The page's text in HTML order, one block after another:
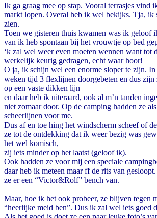
Ik ga graag mee op stap. Vooral terrasjes vind
markt lopen. Overal heb ik wel bekijks. Tja, ik
zien.
Toen we gisteren thuis kwamen was ik geloof
van ik heb spontaan bij het vrouwtje op bed
‘k zal wel weer even moeten wennen want tot
werkelijk keurig gedragen, echt waar hoor!
O ja, ik schijn wel een enorme sloper te zijn.
weken tijd 3 flexlijnen doorgebeten en dus zijn
op een vaste dikken lijn
en daar heb ik uiteraard, ook al m’n tanden
niet zomaar door. Op de camping hadden ze
scheerlijnen voor me.
Dus af en toe hing het windscherm scheef of
ze tot de ontdekking dat ik weer bezig was
het wel komisch,
zij iets minder op het laatst (geloof ik).
Ook hadden ze voor mij een speciale
daar heb ik meteen maar ff de rits van
ze er een “Victor&Rolf” bench van.
Maar, hoe ik het ook probeer, ze blijven tegen
“heerlijke meid ben”. Dus ik zal wel iets goed